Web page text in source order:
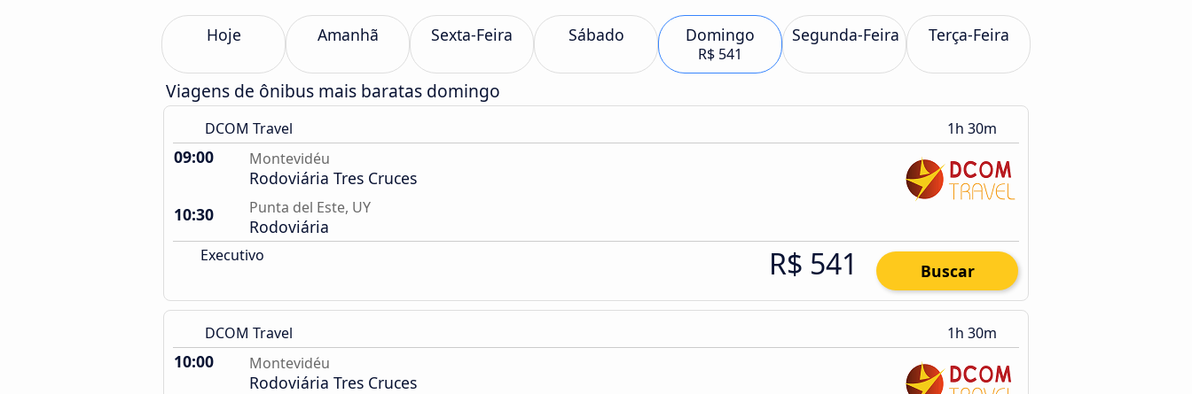
Hoje Amanhã Sexta-Feira Sábado Domingo
R$ 541
Segunda-Feira Terça-Feira
Viagens de ônibus mais baratas domingo
DCOM Travel 1h 30m
09:00 Montevidéu
Rodoviária Tres Cruces
10:30
Punta del Este, UY
Rodoviária
Executivo R$ 541 Buscar
DCOM Travel 1h 30m
10:00 Montevidéu
Rodoviária Tres Cruces